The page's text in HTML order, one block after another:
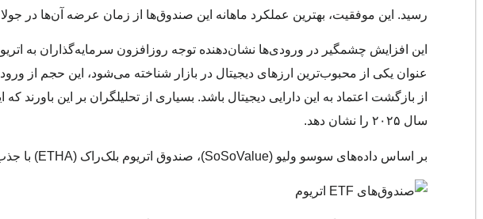
رسید. این موفقیت، بهترین عملکرد ماهانه این صندوق‌ها از زمان عرضه آن‌ها در جولای ۲۰۲۴ به‌شمار
از بازگشت اعتماد به این دارایی دیجیتال باشد. بسیاری از تحلیلگران بر این باورند
سال ۲۰۲۵
را نشان دهد.
بر اساس داده‌های سوسو ولیو (SoSoValue)، صندوق اتریوم بلک‌راک (ETHA) با جذب ۱.۴۳۲ میلیارد دلار ورودی در صدر قرار دارد.